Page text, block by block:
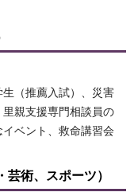
（推薦入試）、災害
親支援専門相談員の
ベント、救命講習会
術、スポーツ）